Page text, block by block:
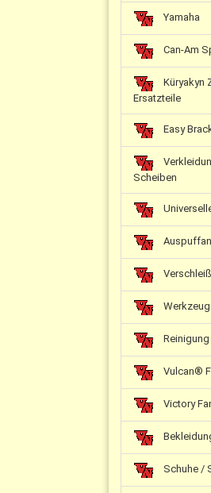
Yamaha
Can-Am
Küryakyn
Ersatzteile
Easy
Scheiben
Vulcan®
Victory
Schuhe /